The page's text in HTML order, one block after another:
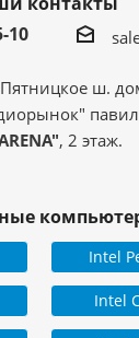
10
ш.
, 2 этаж.
Intel
Intel